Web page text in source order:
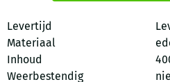
Levertijd
Materiaal
Inhoud
Weerbestendig